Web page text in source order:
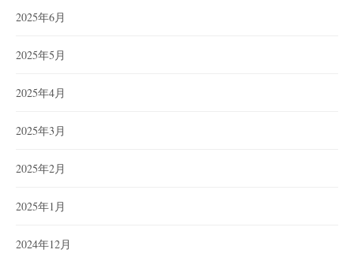
2025年6月
2025年5月
2025年4月
2025年3月
2025年2月
2025年1月
2024年12月